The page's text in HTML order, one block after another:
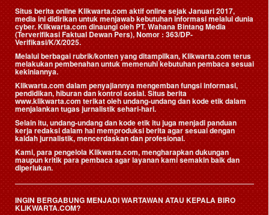
Situs berita online Klikwarta.com aktif online sejak Januari 2017,
media ini didirikan untuk menjawab kebutuhan informasi melalui dunia
cyber. Klikwarta.com dinaungi oleh PT. Wahana Bintang Media
(Terverifikasi Faktual Dewan Pers), Nomor : 363/DP-
Verifikasi/K/X/2025.
Melalui berbagai rubrik/konten yang ditampilkan, Klikwarta.com terus
melakukan pembenahan untuk memenuhi kebutuhan pembaca sesuai
kekiniannya.
Klikwarta.com dalam penyajiannya mengemban fungsi informasi,
pendidikan, hiburan dan kontrol sosial. Situs berita
www.klikwarta.com terikat oleh undang-undang dan kode etik dalam
menjalankan tugas jurnalistik sehari-hari.
Selain itu, undang-undang dan kode etik itu juga menjadi panduan
kerja redaksi dalam hal memproduksi berita agar sesuai dengan
kaidah jurnalistik, mencerdaskan dan profesional.
Kami, para pengelola Klikwarta.com, mengharapkan dukungan
maupun kritik para pembaca agar layanan kami semakin baik dan
diperlukan.
INGIN BERGABUNG MENJADI WARTAWAN ATAU KEPALA BIRO
KLIKWARTA.COM?